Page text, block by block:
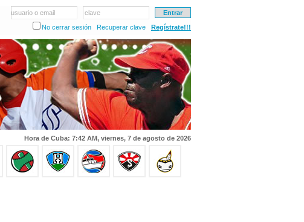
usuario o email
clave
No cerrar sesión
Recuperar clave Regístrate!!!
Hora de Cuba: 7:42 AM, viernes, 7 de agosto de 2026